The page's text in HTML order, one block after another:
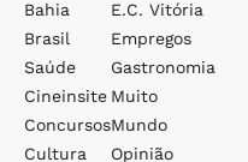
Bahia
Brasil
Saúde
Cineinsite
Concursos
Cultura
E.c. Vitória
Empregos
Gastronomia
Muito
Mundo
Opinião